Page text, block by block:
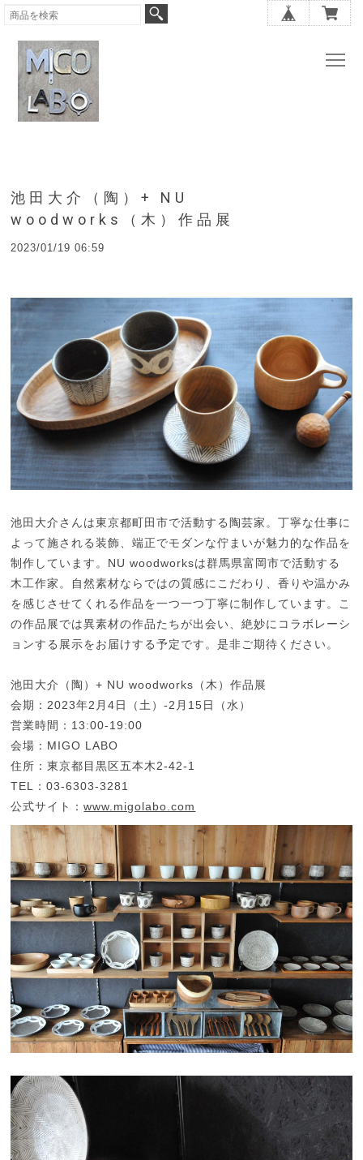
池田大介（陶）+ NU
woodworks（木）作品展
2023/01/19 06:59
池田大介さんは東京都町田市で活動する陶芸家。丁寧な仕事に
よって施される装飾、端正でモダンな佇まいが魅力的な作品を
制作しています。NU woodworksは群馬県富岡市で活動する
木工作家。自然素材ならではの質感にこだわり、香りや温かみ
を感じさせてくれる作品を一つ一つ丁寧に制作しています。こ
の作品展では異素材の作品たちが出会い、絶妙にコラボレーシ
ョンする展示をお届けする予定です。是非ご期待ください。
池田大介（陶）+ NU woodworks（木）作品展
会期：2023年2月4日（土）-2月15日（水）
営業時間：13:00-19:00
会場：MIGO LABO
住所：東京都目黒区五本木2-42-1
TEL：03-6303-3281
公式サイト：www.migolabo.com